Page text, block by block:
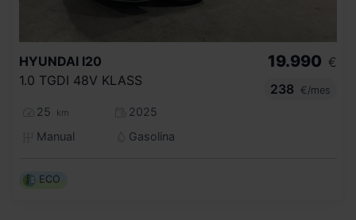
HYUNDAI I20
1.0 TGDI 48V KLASS
25 km
2025
Manual
Gasolina
19.990 €
238
€/mes
ECO